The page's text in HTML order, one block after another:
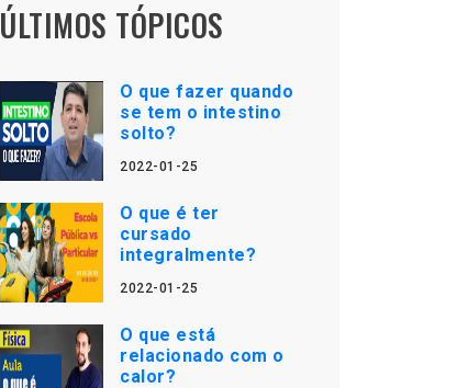
ÚLTIMOS TÓPICOS
O que fazer quando
se tem o intestino
solto?
2022-01-25
O que é ter
cursado
integralmente?
2022-01-25
O que está
relacionado com o
calor?